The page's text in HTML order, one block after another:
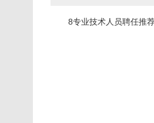
8专业技术人员聘任推